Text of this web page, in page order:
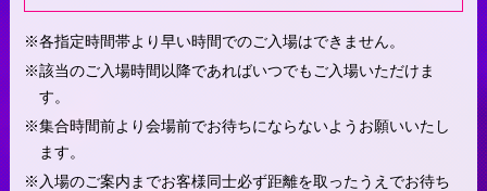
各指定時間帯より早い時間でのご入場はできません。
該当のご入場時間以降であればいつでもご入場いただけま
す。
集合時間前より会場前でお待ちにならないようお願いいたし
ます。
入場のご案内までお客様同士必ず距離を取ったうえでお待ち